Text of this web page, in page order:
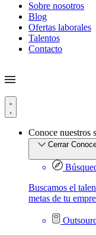
Sobre nosotros
Blog
Ofertas laborales
Talentos
Contacto
Conoce nuestros
Cerrar
Buscamos el
metas de tu